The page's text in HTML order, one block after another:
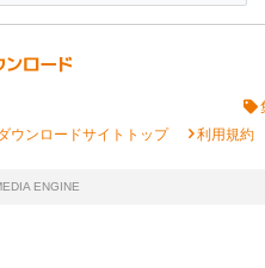
ウンロードサイトトップ chevron_right利用規約
ENGINE